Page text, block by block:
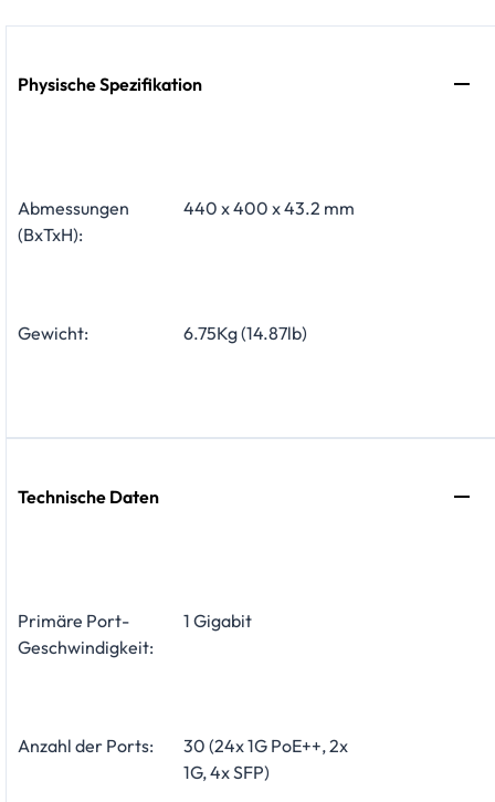
Physische Spezifikation
Abmessungen
(BxTxH):
440 x 400 x 43.2 mm
Gewicht: 6.75Kg (14.87lb)
Technische Daten
Primäre Port-
Geschwindigkeit:
1 Gigabit
Anzahl der Ports:
30 (24x 1G PoE++, 2x
1G, 4x SFP)